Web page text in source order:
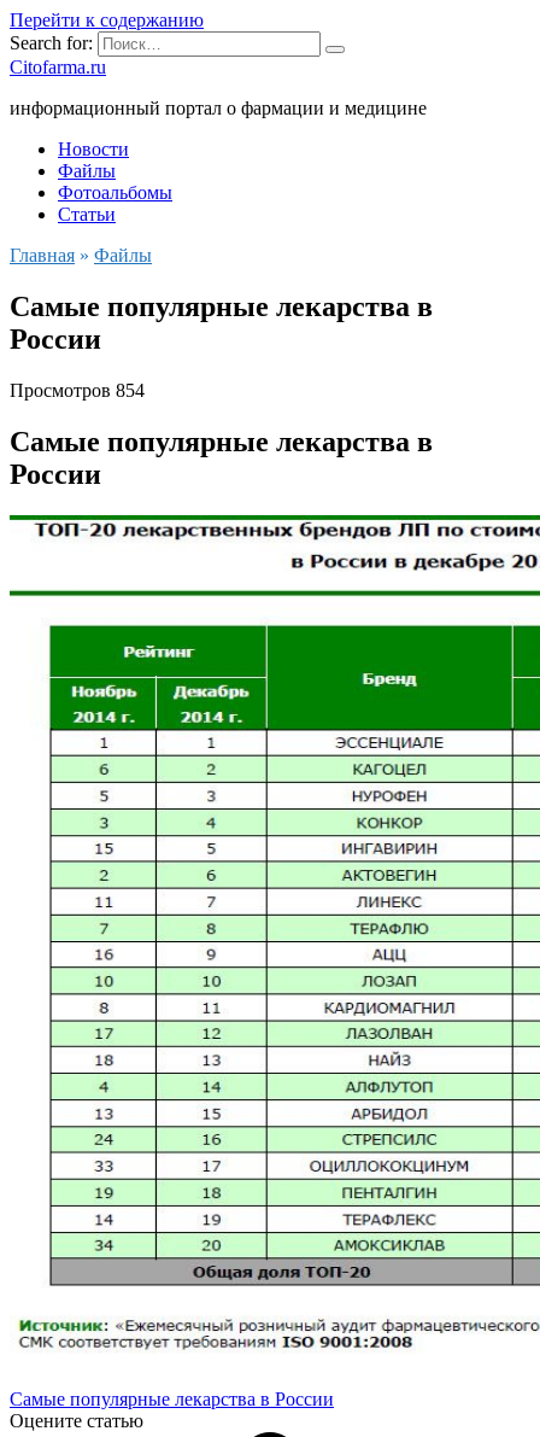
Перейти к содержанию
Search for:
Citofarma.ru
информационный портал о фармации и медицине
Новости
Файлы
Фотоальбомы
Статьи
Главная » Файлы
Самые популярные лекарства в
России
Просмотров 854
Самые популярные лекарства в
России
Самые популярные лекарства в России
Оцените статью